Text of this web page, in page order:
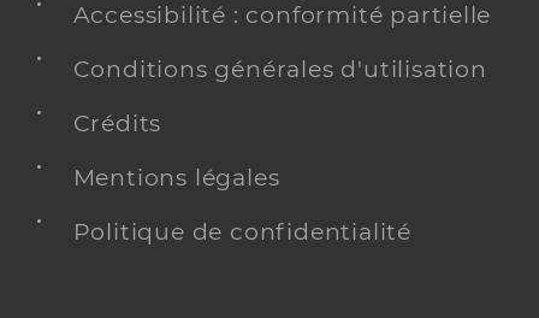
Accessibilité : conformité partielle
Conditions générales d'utilisation
Crédits
Mentions légales
Politique de confidentialité